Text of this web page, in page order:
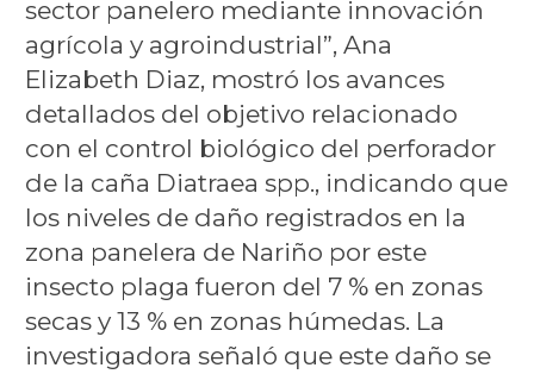
sector panelero mediante innovación
agrícola y agroindustrial”, Ana
Elizabeth Diaz, mostró los avances
detallados del objetivo relacionado
con el control biológico del perforador
de la caña Diatraea spp., indicando que
los niveles de daño registrados en la
zona panelera de Nariño por este
insecto plaga fueron del 7 % en zonas
secas y 13 % en zonas húmedas. La
investigadora señaló que este daño se